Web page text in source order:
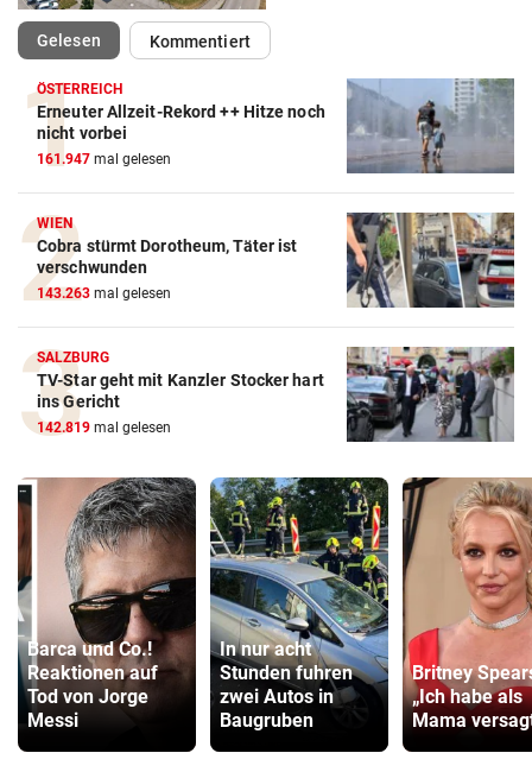
Gelesen(ausgewählt)Kommentiert
ÖSTERREICH
Erneuter Allzeit-Rekord ++ Hitze noch
nicht vorbei
161.947 mal gelesen
WIEN
Cobra stürmt Dorotheum, Täter ist
verschwunden
143.263 mal gelesen
SALZBURG
TV-Star geht mit Kanzler Stocker hart
ins Gericht
142.819 mal gelesen
Barca und Co.!
Reaktionen auf
Tod von Jorge
Messi
In nur acht
Stunden fuhren
zwei Autos in
Baugruben
Britney
„Ich habe als
Mama